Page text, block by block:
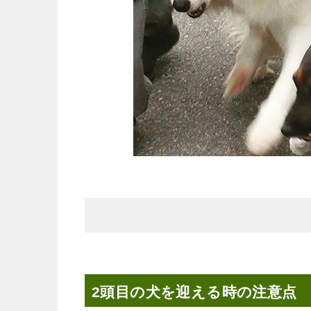
2頭目の犬を迎える時の注意点